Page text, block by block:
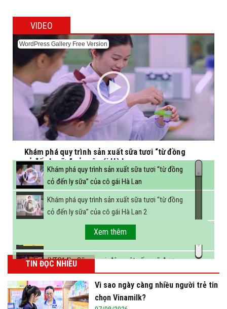
VIDEO
WordPress Gallery Free Version
Khám phá quy trình sản xuất sữa tươi “từ đồng
cỏ đến ly sữa” của cô gái Hà Lan
Khám phá quy trình sản xuất sữa tươi “từ đồng
cỏ đến ly sữa” của cô gái Hà Lan
Khám phá quy trình sản xuất sữa tươi “từ đồng
cỏ đến ly sữa” của cô gái Hà Lan 2
FBNC - Ngành sữa hướng tới mục tiêu 3,4 tỷ lít
sữa vào năm 2025
(VTC14) - Sữa ngoại, động vật sống sẽ được
miễn thuế nhập khẩu
Xem thêm
TIN ĐỌC NHIỀU
Vì sao ngày càng nhiều người trẻ tin
chọn Vinamilk?